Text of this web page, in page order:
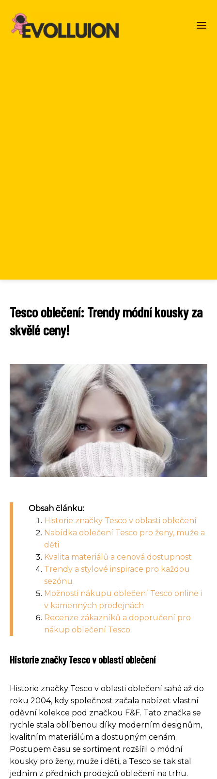
Tesco oblečení: Trendy módní kousky za
skvělé ceny!
Obsah článku:
Historie značky Tesco v oblasti oblečení
Nabídka oblečení Tesco pro ženy, muže a
děti
Kvalita materiálů a cenová dostupnost
Trendy a stylové inspirace pro každou
sezónu
Možnosti nákupu oblečení Tesco online i
v kamenných prodejnách
Recenze zákazníků a doporučení pro
nákup oblečení Tesco
Historie značky Tesco v oblasti oblečení
Historie značky Tesco v oblasti oblečení sahá až do
roku 2004, kdy společnost začala nabízet vlastní
oděvní kolekce pod značkou F&F. Tato značka se
rychle stala oblíbenou díky moderním designům,
kvalitním materiálům a dostupným cenám.
Postupem času se sortiment rozšířil o módní
kousky pro ženy, muže i děti, a Tesco se tak stal
jedním z předních prodejců oblečení na trhu.